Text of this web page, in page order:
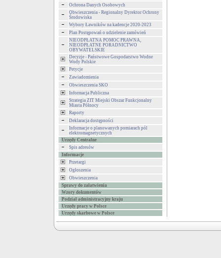
Ochrona Danych Osobowych
Obwieszczenia - Regionalny Dyrektor Ochrony
Środowiska
Wybory Ławników na kadencje 2020-2023
Plan Postępowań o udzielenie zamówień
NIEODPŁATNA POMOC PRAWNA,
NIEODPŁATNE PORADNICTWO
OBYWATELSKIE
Decyzje - Państwowe Gospodarstwo Wodne
Wody Polskie
Petycje
Zawiadomienia
Obwieszczenia SKO
Informacja Publiczna
Strategia ZIT Miejski Obszar Funkcjonalny
Miasta Północy
Raporty
Deklaracja dostępności
Informacje o planowanych pomiarach pól
elektromagnetycznych
Urzędy Centralne
Spis adresów
Informacje
Przetargi
Ogłoszenia
Obwieszczenia
Sprawy do załatwienia
Wzory dokumentów
Podział administracyjny kraju
Urzędy pracy w Polsce
Urzędy skarbowe w Polsce